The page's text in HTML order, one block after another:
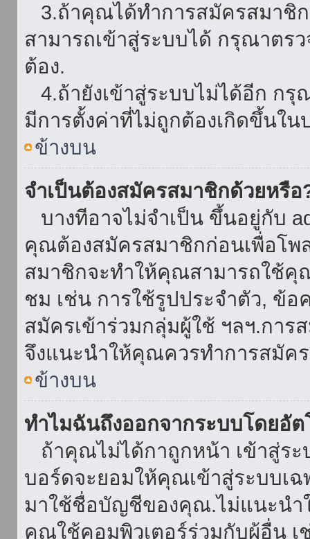
3.ถ้าคุณได้ทำการสมัครสมาชิ
สามารถเข้าสู่ระบบได้ กรุณาตร
ต้อง.
4.ถ้ายังเข้าสู่ระบบไม่ได้อีก กรุ
มีการตั้งค่าที่ไม่ถูกต้องเกิดขึ้นใน
ข้างบน
จำเป็นต้องสมัครสมาชิกด้วยหรือ
บางทีอาจไม่จำเป็น ขึ้นอยู่กับ
คุณต้องสมัครสมาชิกก่อนเพื่อโพ
สมาชิกจะทำให้คุณสามารถใช้คุ
ชม เช่น การใช้รูปประจำตัว, ข้อ
สมัครเข้าร่วมกลุ่มผู้ใช้ ฯลฯ.การ
จึงแนะนำให้คุณควรทำการสมัค
ข้างบน
ทำไมฉันถึงออกจากระบบโดยอั
ถ้าคุณไม่ได้กาถูกหน้า เข้าสู่ร
บอร์ดจะยอมให้คุณเข้าสู่ระบบเ
มาใช้ชื่อบัญชีของคุณ.ไม่แนะนำ
คุณใช้คอมพิวเตอร์ร่วมกับผู้อื่น เ